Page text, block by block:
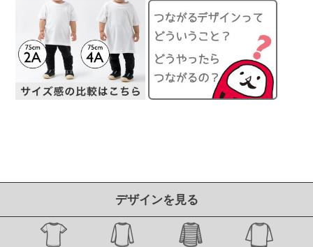
デザインを見る